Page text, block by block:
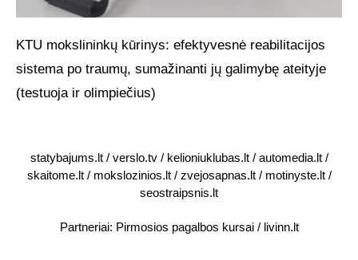
KTU mokslininkų kūrinys: efektyvesnė reabilitacijos
sistema po traumų, sumažinanti jų galimybę ateityje
(testuoja ir olimpiečius)
statybajums.lt/ verslo.tv/ kelioniuklubas.lt/ automedia.lt/
skaitome.lt/ mokslozinios.lt/ zvejosapnas.lt/ motinyste.lt/
seostraipsnis.lt
Partneriai: Pirmosios pagalbos kursai/ livinn.lt